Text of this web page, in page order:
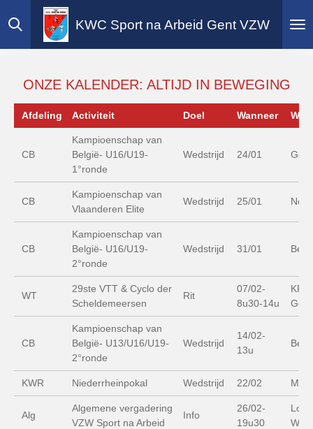
direct
KWC Sport na Arbeid Gent VZW
ONZE KALENDER: ALTIJD IN BEWEGING
Afdeling Activiteit Doel Wanneer Waar
CB
Kampioenschap van
België- U16/U19-
1°ronde
Wedstrijd 24/01
CB
Kampioenschap van
Vlaanderen Elite
Wedstrijd 25/01
CB
Kampioenschap van
België- U16/U19-
2°ronde
Wedstrijd 31/01
WT
29ste VTT & Cyclo der
Scheldemeersen
Rit
07/02-
8u30-14u
CB
Kampioenschap van
België- U13/U16/U19-
2°ronde
Wedstrijd
14/02-
13u
KWR Niederrheinpokal Wedstrijd 22/02
Alg
Algemene vergadering
VZW Sport na Arbeid
Info
26/02-
19u30